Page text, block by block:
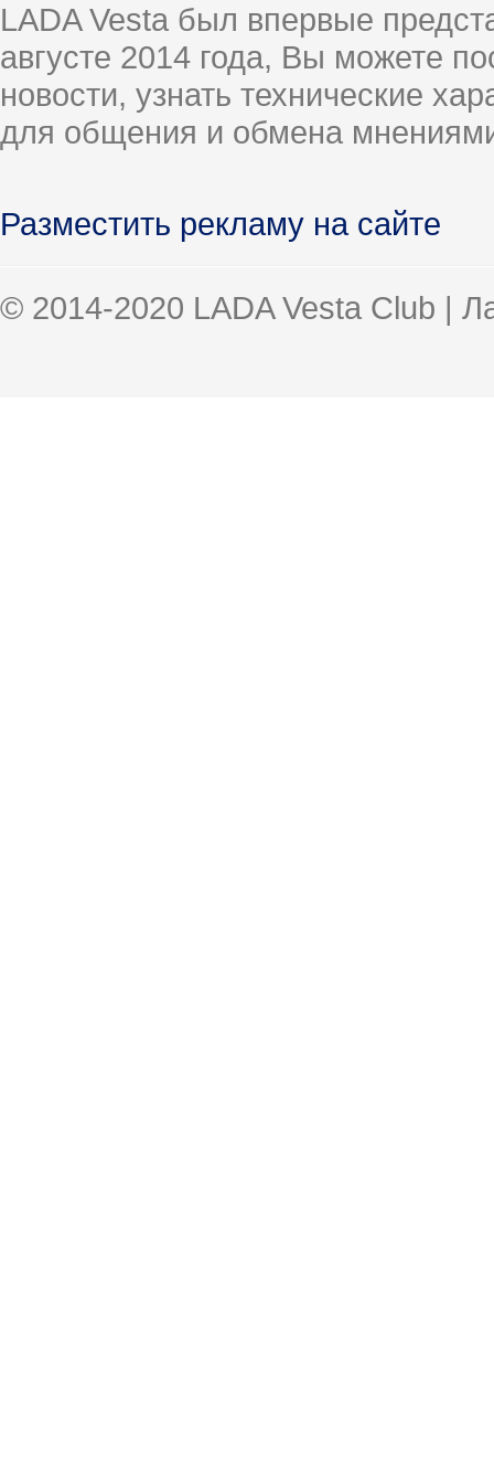
LADA Vesta был впервые
августе 2014 года, Вы можете
новости, узнать технические
для общения и обмена
Разместить рекламу на сайте
© 2014-2020 LADA Vesta Club |